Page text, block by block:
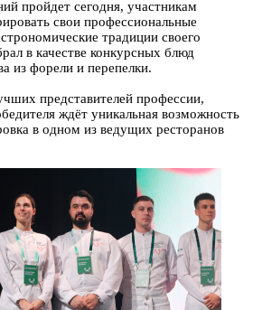
пройдет сегодня, участникам
свои профессиональные
традиции своего
в качестве конкурсных блюд
из форели и перепелки.
представителей профессии,
ждёт уникальная возможность
в одном из ведущих ресторанов